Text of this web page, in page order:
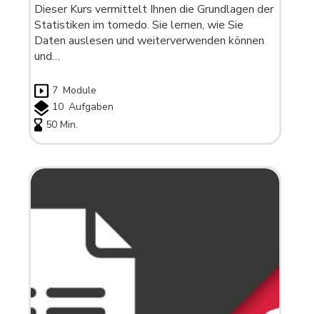
Dieser Kurs vermittelt Ihnen die Grundlagen der
Statistiken im tomedo. Sie lernen, wie Sie
Daten auslesen und weiterverwenden können
und…
7 Module
10 Aufgaben
50 Min.